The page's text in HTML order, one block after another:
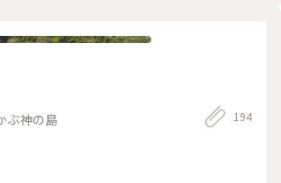
#湖畔のカフェ #琵琶湖 #びわ湖 #テラス席がお
浜 #シャーレ水ケ浜 #滋賀 #近江八幡 #滋賀
ぶ神の島 194